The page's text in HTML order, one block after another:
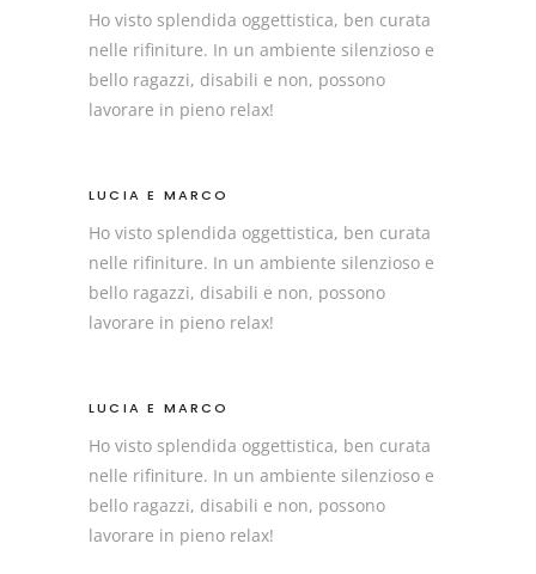
Ho visto splendida oggettistica, ben curata
nelle rifiniture. In un ambiente silenzioso e
bello ragazzi, disabili e non, possono
lavorare in pieno relax!
LUCIA E MARCO
Ho visto splendida oggettistica, ben curata
nelle rifiniture. In un ambiente silenzioso e
bello ragazzi, disabili e non, possono
lavorare in pieno relax!
LUCIA E MARCO
Ho visto splendida oggettistica, ben curata
nelle rifiniture. In un ambiente silenzioso e
bello ragazzi, disabili e non, possono
lavorare in pieno relax!